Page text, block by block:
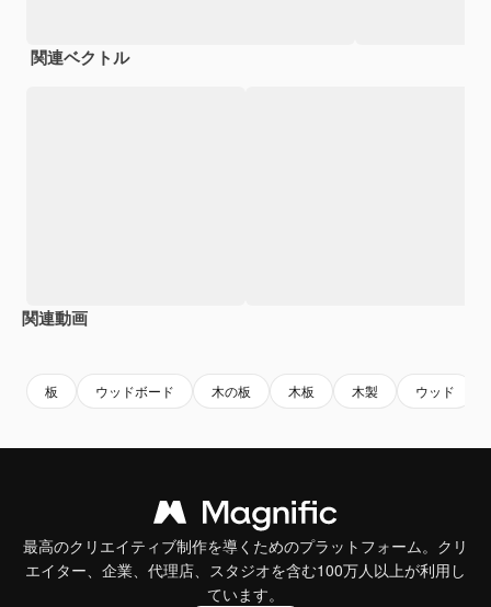
関連ベクトル
関連動画
板 ウッドボード 木の板 木板 木製 ウッド
最高のクリエイティブ制作を導くためのプラットフォーム。クリ
エイター、企業、代理店、スタジオを含む100万人以上が利用し
ています。